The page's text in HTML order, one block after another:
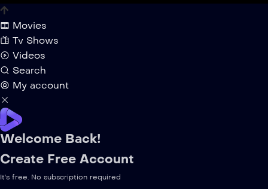
Movies
Tv Shows
Videos
Search
My account
Welcome Back!
Create Free Account
It's free. No subscription required